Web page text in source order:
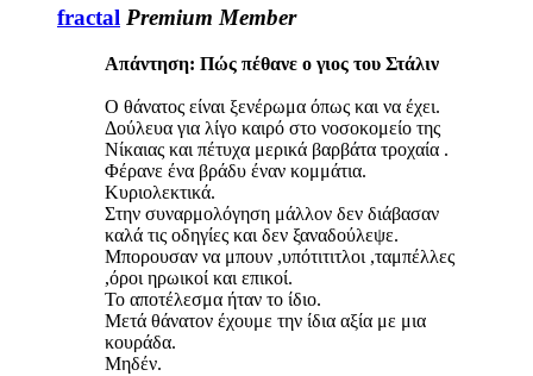
fractal Premium Member
Απάντηση: Πώς πέθανε ο γιος του Στάλιν
Ο θάνατος είναι ξενέρωμα όπως και να έχει.
Δούλευα για λίγο καιρό στο νοσοκομείο της
Νίκαιας και πέτυχα μερικά βαρβάτα τροχαία .
Φέρανε ένα βράδυ έναν κομμάτια.
Κυριολεκτικά.
Στην συναρμολόγηση μάλλον δεν διάβασαν
καλά τις οδηγίες και δεν ξαναδούλεψε.
Μπορουσαν να μπουν ,υπότιτιτλοι ,ταμπέλλες
,όροι ηρωικοί και επικοί.
Το αποτέλεσμα ήταν το ίδιο.
Μετά θάνατον έχουμε την ίδια αξία με μια
κουράδα.
Μηδέν.